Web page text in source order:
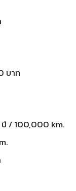
บาท
/ 100,000 km.